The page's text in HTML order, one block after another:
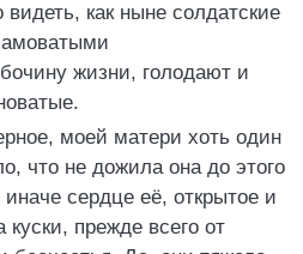
как ныне солдатские
жизни, голодают и
моей матери хоть один
что не дожила она до этого
сердце её, открытое и
прежде всего от